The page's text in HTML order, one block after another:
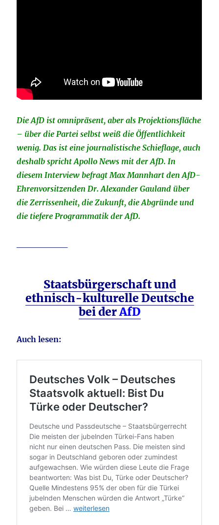
Die AfD ist omnipräsent, aber als Projektionsfläche
– über die Partei selbst weiß die Öffentlichkeit
wenig. Das ist eine journalistische Schieflage, auch
deshalb spricht Apollo News mit der AfD. In
diesem Interview befragt Max Mannhart den AfD-
Ehrenvorsitzenden Dr. Alexander Gauland über
die Zerrissenheit, die Zukunft, die Abgründe und
die tiefere Programmatik der AfD.
Staatsbürgerschaft und
ethnisch-kulturelle Deutsche
bei derAfD
Auch lesen: